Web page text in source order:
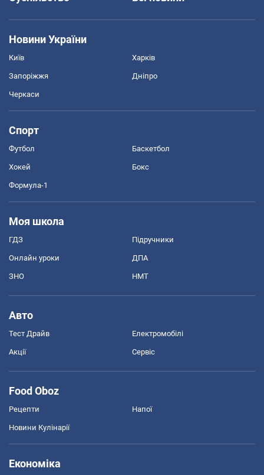
Новини України
Київ Харків
Запоріжжя Дніпро
Черкаси
Спорт
Футбол Баскетбол
Хокей Бокс
Формула-1
Моя школа
ГДЗ Підручники
Онлайн уроки ДПА
ЗНО НМТ
Авто
Тест Драйв Електромобілі
Акції Сервіс
Food Oboz
Рецепти Напої
Новини Кулінарії
Економіка